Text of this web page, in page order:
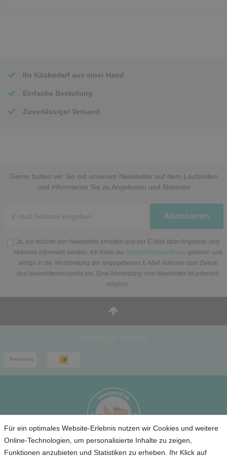
Ihr Kitabedarf aus einer Hand
Einfache Bestellung
Zuverlässiger Versand
Gerne halten wir Sie mit unserem Newsletter auf dem Laufenden
und informieren Sie zu Angeboten und Aktionen
Honig
Abonnieren
Ja, ich möchte den Newsletter erhalten und per E-Mail über Angebote und
Aktionen informiert werden. Ich habe die Datenschutzerklärung gelesen und
willige in die Verarbeitung der angegebenen E-Mail-Adresse zum Zweck
des Newsletterversands ein. Eine Abmeldung vom Newsletter ist jederzeit
möglich.
Für ein optimales Website-Erlebnis nutzen wir Cookies und weitere
Online-Technologien, um personalisierte Inhalte zu zeigen,
Funktionen anzubieten und Statistiken zu erheben. Ihr Klick auf